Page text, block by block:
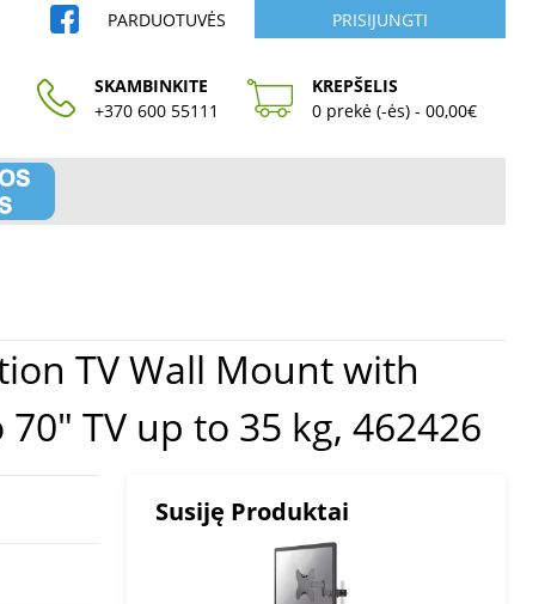
PARDUOTUVĖS PRISIJUNGTI
SKAMBINKITE
+370 600 55111
KREPŠELIS
0 prekė (-ės) - 00,00€
70" Holds One 37" to 70" TV up to 35 kg, 462426
Susiję Produktai